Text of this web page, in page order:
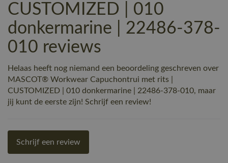
CUSTOMIZED | 010
donkermarine | 22486-378-
010 reviews
Helaas heeft nog niemand een beoordeling geschreven over
MASCOT® Workwear Capuchontrui met rits |
CUSTOMIZED | 010 donkermarine | 22486-378-010, maar
jij kunt de eerste zijn! Schrijf een review!
Schrijf een review